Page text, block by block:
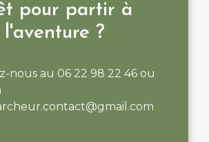
pour partir à
l'aventure ?
nous au 06 22 98 22 46 ou